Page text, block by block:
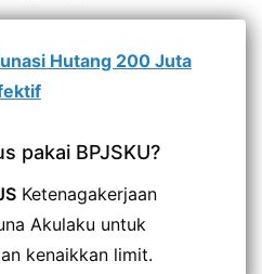
Hutang 200 Juta
pakai BPJSKU?
Ketenagakerjaan
Akulaku untuk
kenaikkan limit.